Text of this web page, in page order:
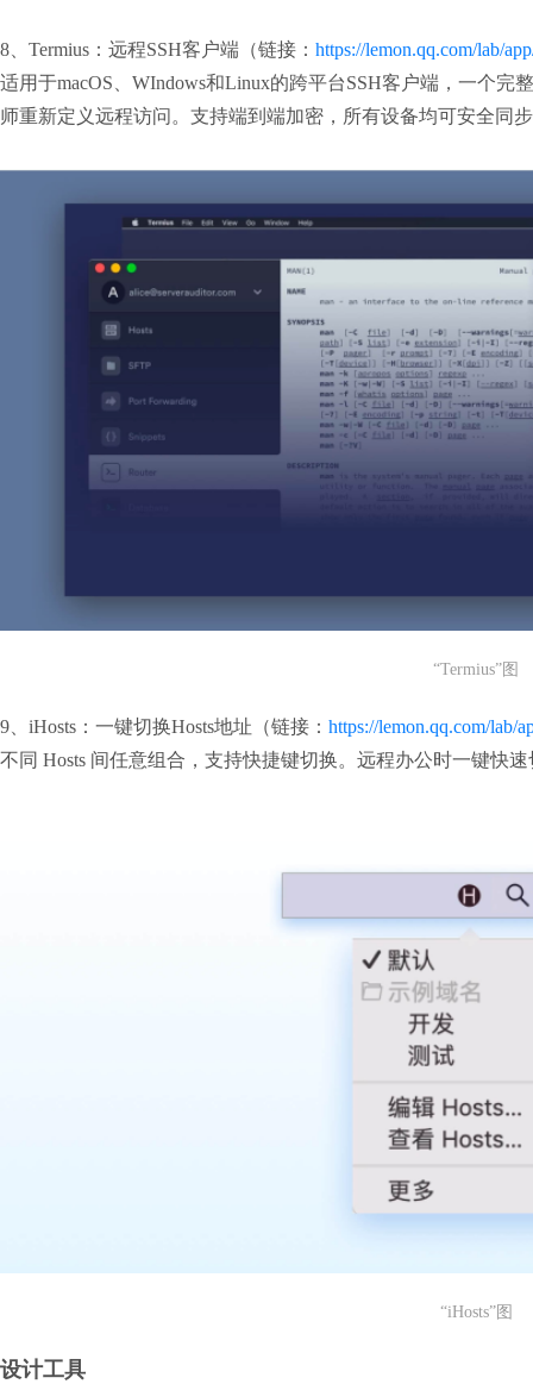
8、Termius：远程SSH客户端（链接： https://lemon.qq.com/lab/
适用于macOS、WIndows和Linux的跨平台SSH客户端，一个
师重新定义远程访问。支持端到端加密，所有设备均可安全同
“Termius”图
9、iHosts：一键切换Hosts地址（链接： https://lemon.qq.com/lab/
不同 Hosts 间任意组合，支持快捷键切换。远程办公时一键快速
“iHosts”图
设计工具